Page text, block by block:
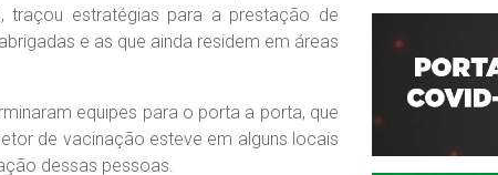
traçou estratégias para a prestação de
e as que ainda residem em áreas
equipes para o porta a porta, que
de vacinação esteve em alguns locais
dessas pessoas.